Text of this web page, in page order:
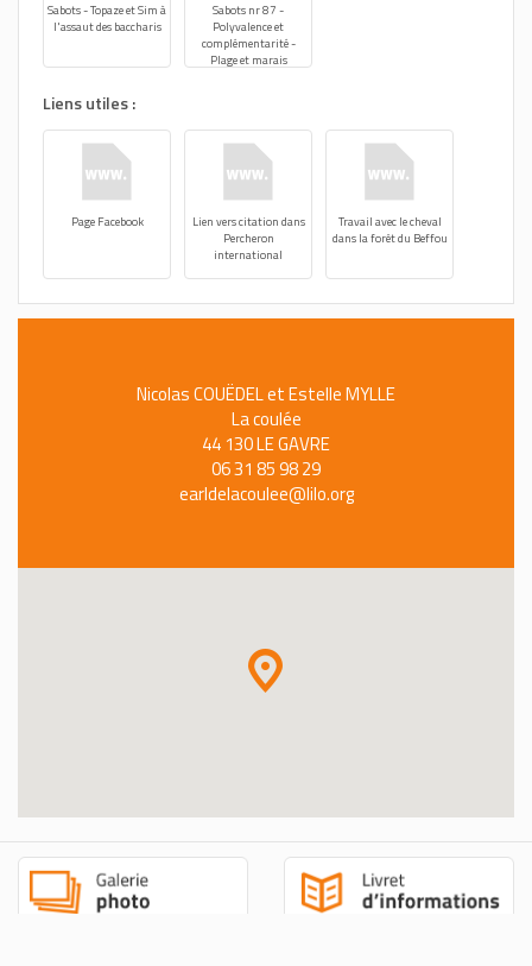
Sabots - Topaze et Sim à
l'assaut des baccharis
Sabots nr 87 -
Polyvalence et
complémentarité -
Plage et marais
Liens utiles :
Page Facebook
Lien vers citation dans
Percheron
international
Travail avec le cheval
dans la forêt du Beffou
Nicolas COUËDEL et Estelle MYLLE
La coulée
44 130 LE GAVRE
06 31 85 98 29
earldelacoulee@lilo.org